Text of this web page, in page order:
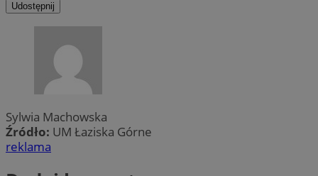
Udostępnij
Sylwia Machowska
Źródło: UM Łaziska Górne
reklama